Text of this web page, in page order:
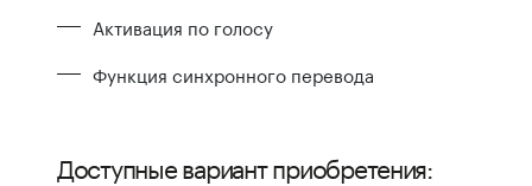
Активация по голосу
Функция синхронного перевода
Доступные вариант приобретения: